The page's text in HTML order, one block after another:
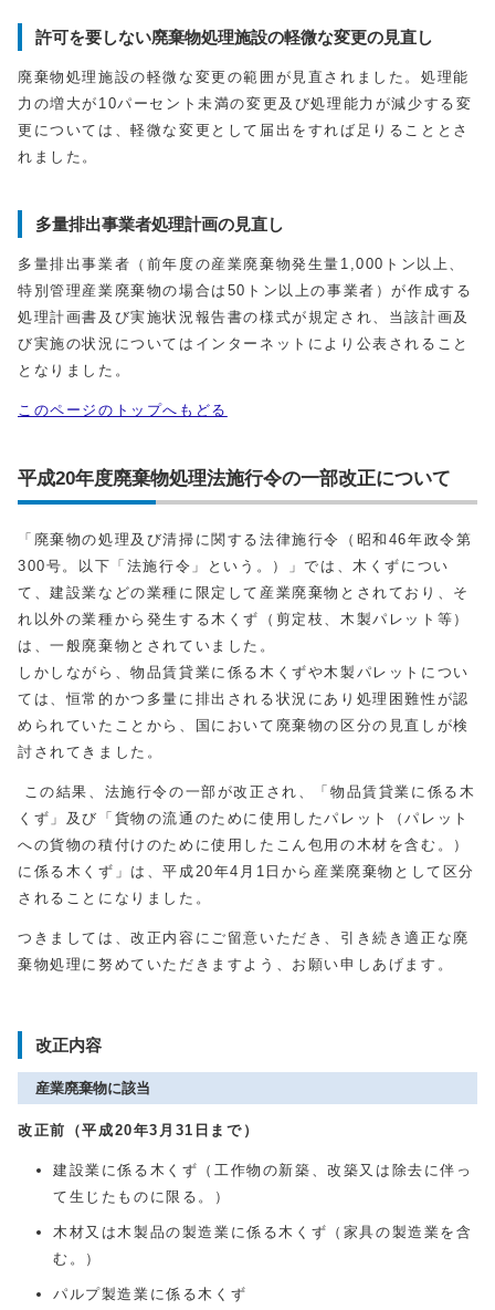
許可を要しない廃棄物処理施設の軽微な変更の見直し
廃棄物処理施設の軽微な変更の範囲が見直されました。処理能
力の増大が10パーセント未満の変更及び処理能力が減少する変
更については、軽微な変更として届出をすれば足りることとさ
れました。
多量排出事業者処理計画の見直し
多量排出事業者（前年度の産業廃棄物発生量1,000トン以上、
特別管理産業廃棄物の場合は50トン以上の事業者）が作成する
処理計画書及び実施状況報告書の様式が規定され、当該計画及
び実施の状況についてはインターネットにより公表されること
となりました。
このページのトップへもどる
平成20年度廃棄物処理法施行令の一部改正について
「廃棄物の処理及び清掃に関する法律施行令（昭和46年政令第
300号。以下「法施行令」という。）」では、木くずについ
て、建設業などの業種に限定して産業廃棄物とされており、そ
れ以外の業種から発生する木くず（剪定枝、木製パレット等）
は、一般廃棄物とされていました。
しかしながら、物品賃貸業に係る木くずや木製パレットについ
ては、恒常的かつ多量に排出される状況にあり処理困難性が認
められていたことから、国において廃棄物の区分の見直しが検
討されてきました。
この結果、法施行令の一部が改正され、「物品賃貸業に係る木
くず」及び「貨物の流通のために使用したパレット（パレット
への貨物の積付けのために使用したこん包用の木材を含む。）
に係る木くず」は、平成20年4月1日から産業廃棄物として区分
されることになりました。
つきましては、改正内容にご留意いただき、引き続き適正な廃
棄物処理に努めていただきますよう、お願い申しあげます。
改正内容
産業廃棄物に該当
改正前（平成20年3月31日まで）
建設業に係る木くず（工作物の新築、改築又は除去に伴っ
て生じたものに限る。）
木材又は木製品の製造業に係る木くず（家具の製造業を含
む。）
パルプ製造業に係る木くず